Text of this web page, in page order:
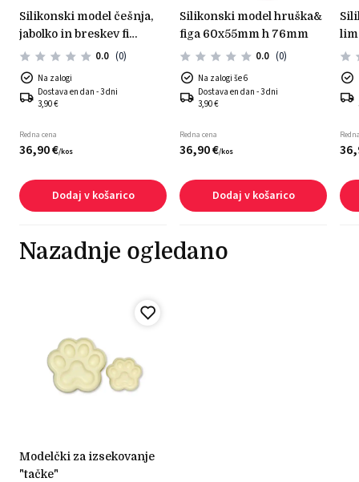
silikonski model češnja,
jabolko in breskev fi
60mm h 55mm0.0 (0)
Na zalogi
Dostava en dan - 3 dni
3,90 €
Redna cena
36,90€/kos
Dodaj v košarico
silikonski model hruška&
figa 60x55mm h 76mm
0.0 (0)
Na zalogi še 6
Dostava en dan - 3 dni
3,90 €
Redna cena
36,90€/kos
Dodaj v košarico
silikonski model limona &
36,
Nazadnje ogledano
modelčki za izsekovanje
"tačke"